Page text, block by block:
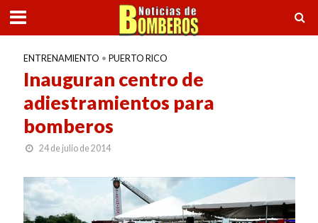
ENTRENAMIENTO • PUERTO RICO
Inauguran centro de
adiestramientos para
bomberos
24 de julio de 2014